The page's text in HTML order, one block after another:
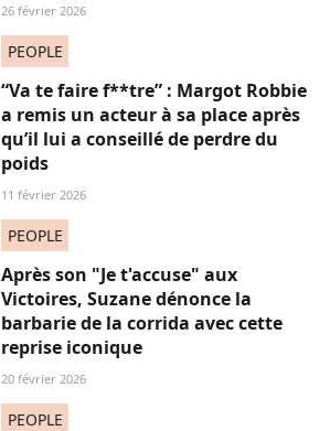
26 février 2026
PEOPLE
“Va te faire f**tre” : Margot Robbie
a remis un acteur à sa place après
qu’il lui a conseillé de perdre du
poids
11 février 2026
PEOPLE
Après son "Je t'accuse" aux
Victoires, Suzane dénonce la
barbarie de la corrida avec cette
reprise iconique
20 février 2026
PEOPLE